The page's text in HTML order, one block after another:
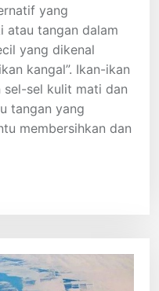
yang
atau tangan dalam
yang dikenal
kangal”. Ikan-ikan
sel-sel kulit mati dan
tangan yang
membersihkan dan